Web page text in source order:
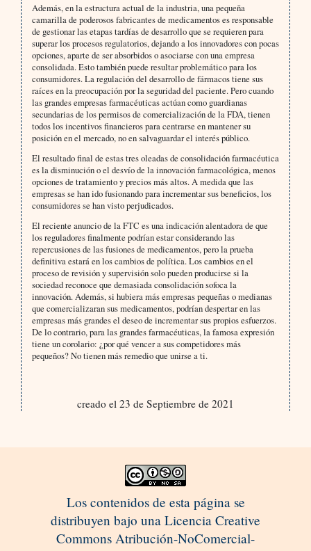
Además, en la estructura actual de la industria, una pequeña
camarilla de poderosos fabricantes de medicamentos es responsable
de gestionar las etapas tardías de desarrollo que se requieren para
superar los procesos regulatorios, dejando a los innovadores con pocas
opciones, aparte de ser absorbidos o asociarse con una empresa
consolidada. Esto también puede resultar problemático para los
consumidores. La regulación del desarrollo de fármacos tiene sus
raíces en la preocupación por la seguridad del paciente. Pero cuando
las grandes empresas farmacéuticas actúan como guardianas
secundarias de los permisos de comercialización de la FDA, tienen
todos los incentivos financieros para centrarse en mantener su
posición en el mercado, no en salvaguardar el interés público.
El resultado final de estas tres oleadas de consolidación farmacéutica
es la disminución o el desvío de la innovación farmacológica, menos
opciones de tratamiento y precios más altos. A medida que las
empresas se han ido fusionando para incrementar sus beneficios, los
consumidores se han visto perjudicados.
El reciente anuncio de la FTC es una indicación alentadora de que
los reguladores finalmente podrían estar considerando las
repercusiones de las fusiones de medicamentos, pero la prueba
definitiva estará en los cambios de política. Los cambios en el
proceso de revisión y supervisión solo pueden producirse si la
sociedad reconoce que demasiada consolidación sofoca la
innovación. Además, si hubiera más empresas pequeñas o medianas
que comercializaran sus medicamentos, podrían despertar en las
empresas más grandes el deseo de incrementar sus propios esfuerzos.
De lo contrario, para las grandes farmacéuticas, la famosa expresión
tiene un corolario: ¿por qué vencer a sus competidores más
pequeños? No tienen más remedio que unirse a ti.
creado el 23 de Septiembre de 2021
Los contenidos de esta página se
distribuyen bajo una Licencia Creative
Commons Atribución-NoComercial-